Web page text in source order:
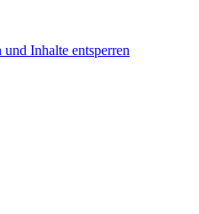
Inhalte entsperren